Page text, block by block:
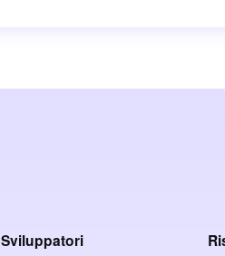
Sviluppatori